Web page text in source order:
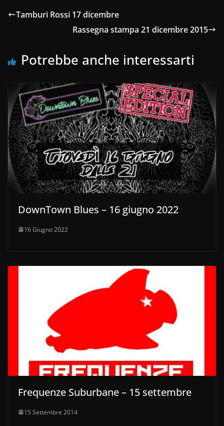
b
k
vi
di
Tamburi Rossi 17 dicembre
Rassegna stampa 21 dicembre 2015
Potrebbe anche interessarti
DownTown Blues – 16 giugno 2022
16 Giugno 2022
Frequenze Suburbane – 15 settembre
15 Settembre 2014